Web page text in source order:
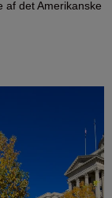
af det Amerikanske